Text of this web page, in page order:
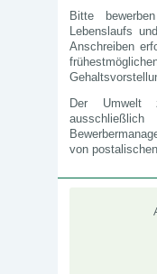
Bitte
Lebenslaufs
Anschreiben
Der
von